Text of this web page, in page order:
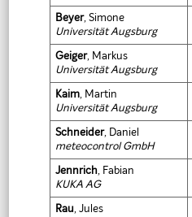
Beyer, Simone
Universität Augsburg
Geiger, Markus
Universität Augsburg
Kaim, Martin
Universität Augsburg
Schneider, Daniel
meteocontrol GmbH
Jennrich, Fabian
KUKA AG
Rau, Jules